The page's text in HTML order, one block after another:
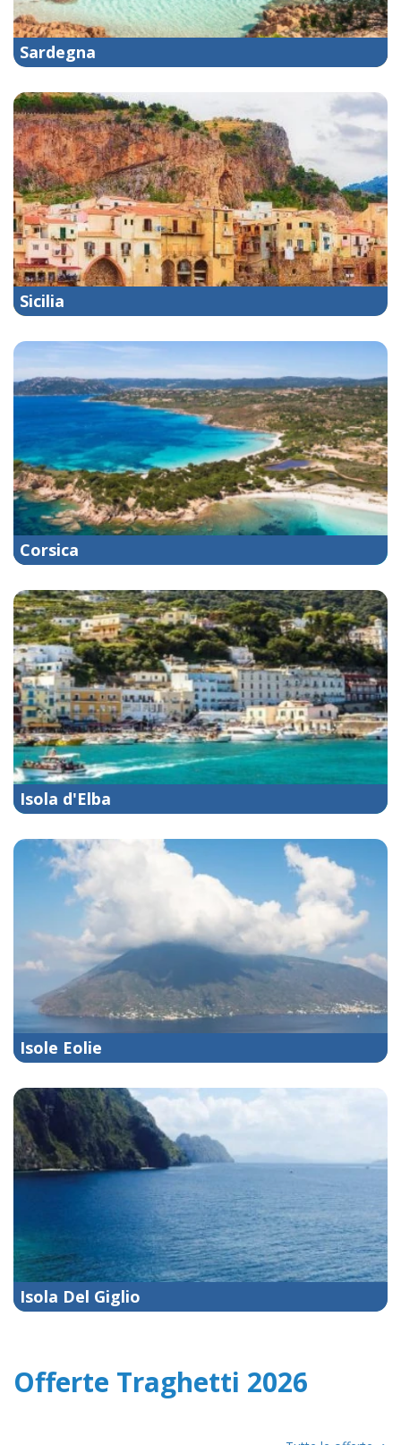
Sardegna
Sicilia
Corsica
Isola d'Elba
Isole Eolie
Isola Del Giglio
Offerte Traghetti 2026